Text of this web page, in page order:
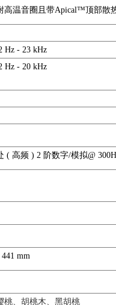
高温音圈且带Apical™顶部散
Hz - 23 kHz
Hz - 20 kHz
( 高频 ) 2 阶数字/模拟@
mm
、 胡桃木、黑胡桃